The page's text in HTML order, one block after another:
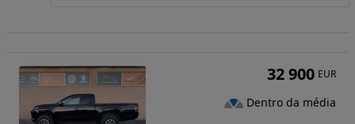
32 900 EUR
Dentro da média